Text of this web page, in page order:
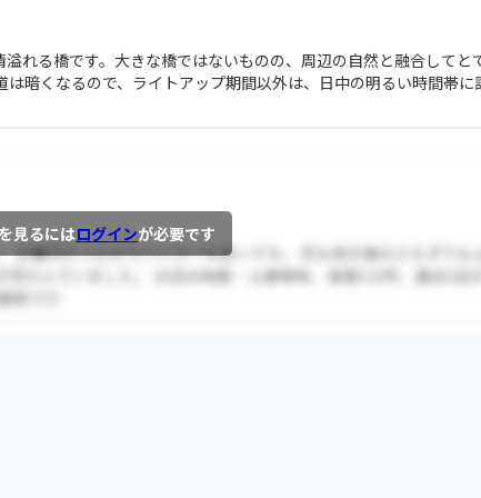
れる橋です。大きな橋ではないものの、周辺の自然と融合してと
暗くなるので、ライトアップ期間以外は、日中の明るい時間帯に
見るにはログインが必要です